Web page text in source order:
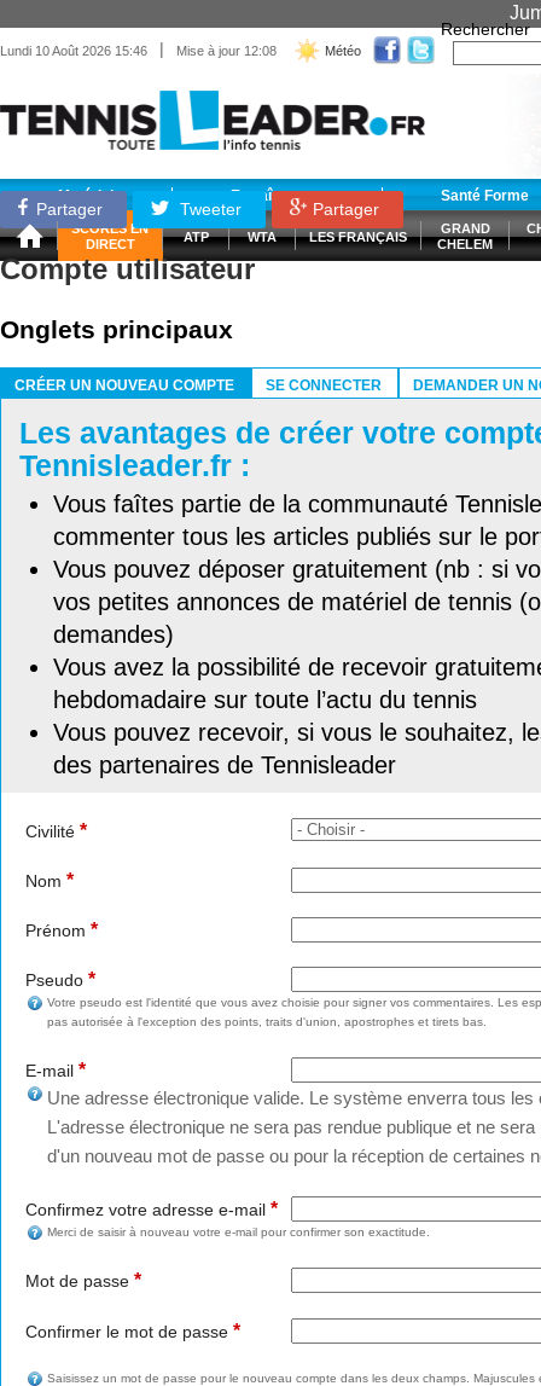
Lundi 10 Août 2026 15:46 | Mise à jour 12:08 Météo
Rechercher
Matériel Entraînement Santé Forme
SCORES EN
DIRECT
ATP WTA LES FRANÇAIS
GRAND
CHELEM
Partager Tweeter Partager
Compte utilisateur
Onglets principaux
CRÉER UN NOUVEAU COMPTE
SE CONNECTER DEMANDER UN
Les avantages de créer votre
Tennisleader.fr :
Vous faîtes partie de la communauté
commenter tous les articles publiés sur le
Vous pouvez déposer gratuitement (nb : si
vos petites annonces de matériel de tennis
demandes)
Vous avez la possibilité de recevoir
hebdomadaire sur toute l’actu du tennis
Vous pouvez recevoir, si vous le souhaitez,
des partenaires de Tennisleader
Civilité *
Nom *
Prénom *
Pseudo *
Votre pseudo est l'identité que vous avez choisie pour signer vos commentaires. Les
pas autorisée à l'exception des points, traits d'union, apostrophes et tirets bas.
E-mail *
Une adresse électronique valide. Le système enverra tous
L'adresse électronique ne sera pas rendue publique et ne
d'un nouveau mot de passe ou pour la réception de certaines
Confirmez votre adresse e-mail *
Merci de saisir à nouveau votre e-mail pour confirmer son exactitude.
Mot de passe *
Confirmer le mot de passe *
Saisissez un mot de passe pour le nouveau compte dans les deux champs. Majuscules